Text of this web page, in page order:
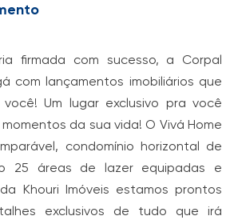
firmada com sucesso, a Corpal
com lançamentos imobiliários que
Um lugar exclusivo pra você
da sua vida! O Vivá Home
condomínio horizontal de
25 áreas de lazer equipadas e
Khouri Imóveis estamos prontos
exclusivos de tudo que irá